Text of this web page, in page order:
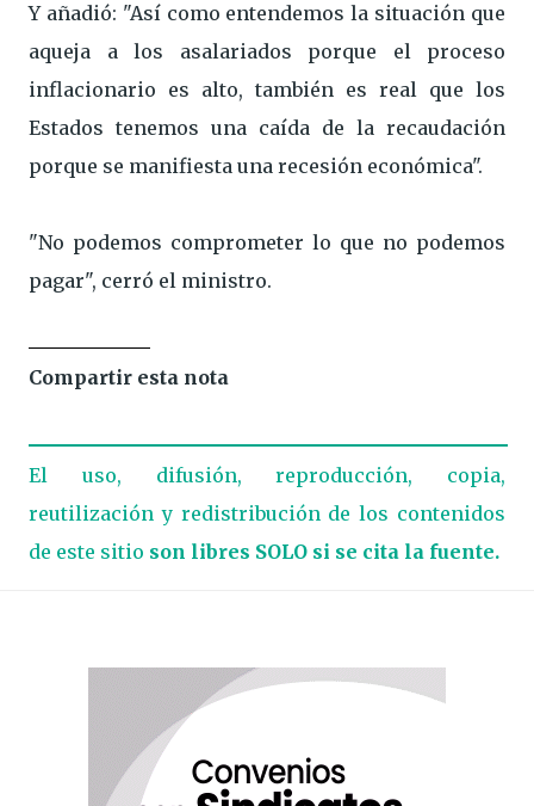
Y añadió: "Así como entendemos la situación que
aqueja a los asalariados porque el proceso
inflacionario es alto, también es real que los
Estados tenemos una caída de la recaudación
porque se manifiesta una recesión económica".
"No podemos comprometer lo que no podemos
pagar", cerró el ministro.
Compartir esta nota
El uso, difusión, reproducción, copia,
reutilización y redistribución de los contenidos
de este sitio son libres SOLO si se cita la fuente.